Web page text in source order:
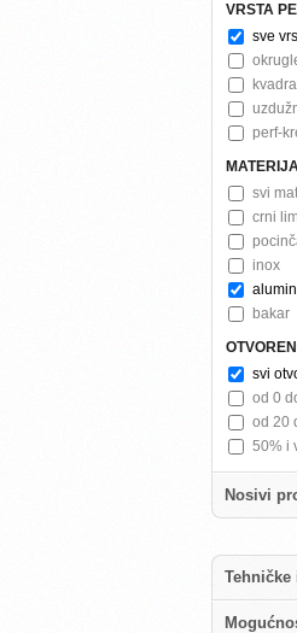
VRSTA
sve
perf-
svi
crni
inox
bakar
svi
od 0
od 20
50% i
Nosivi